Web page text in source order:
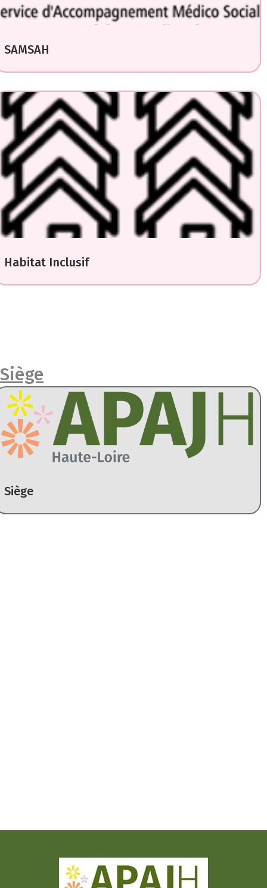
SAMSAH
Habitat Inclusif
Siège
Siège